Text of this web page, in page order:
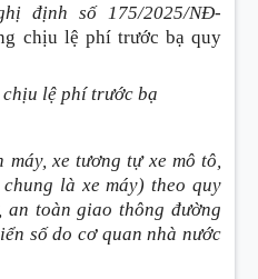
định số 175/2025/NĐ-
chịu lệ phí trước bạ quy
lệ phí trước bạ
máy, xe tương tự xe mô tô,
là xe máy) theo quy
toàn giao thông đường
số do cơ quan nhà nước